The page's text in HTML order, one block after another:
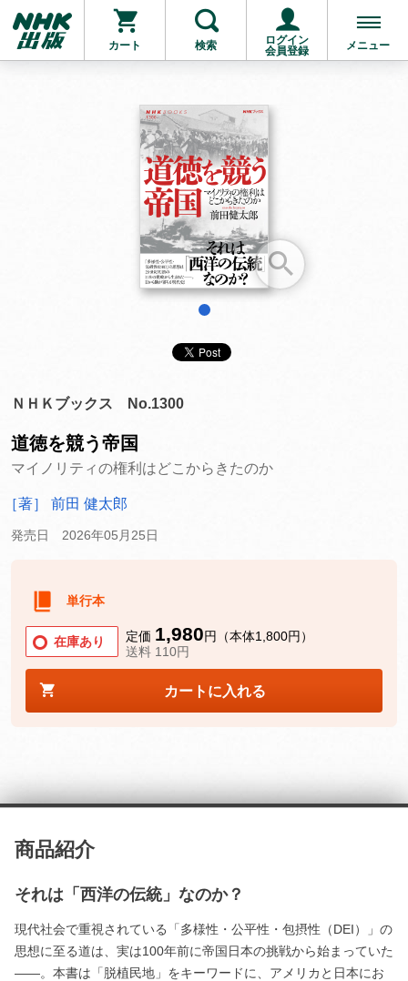
カート 検索
ログイン
会員登録
メニュー
お支払いに進む
他にも商品を買う
ＮＨＫブックス No.1300
道徳を競う帝国
マイノリティの権利はどこからきたのか
［著］ 前田 健太郎
発売日 2026年05月25日
単行本
在庫あり 定価 1,980円（本体1,800円）
送料 110円
カートに入れる
商品紹介
それは「西洋の伝統」なのか？
現代社会で重視されている「多様性・公平性・包摂性（DEI）」の
思想に至る道は、実は100年前に帝国日本の挑戦から始まっていた
――。本書は「脱植民地」をキーワードに、アメリカと日本にお